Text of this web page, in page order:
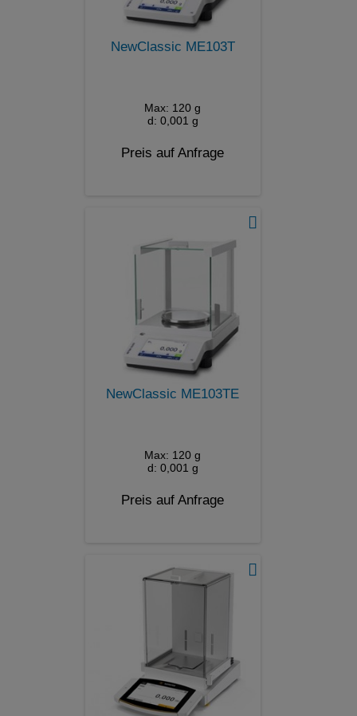
NewClassic ME103T
Max: 120 g
d: 0,001 g
Preis auf Anfrage
NewClassic ME103TE
Max: 120 g
d: 0,001 g
Preis auf Anfrage